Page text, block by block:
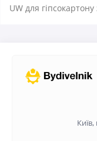
UW для